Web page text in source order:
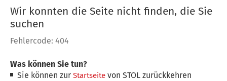
Wir konnten die Seite nicht finden, die Sie
suchen
Fehlercode: 404
Was können Sie tun?
Sie können zurStartseite von STOL zurückkehren